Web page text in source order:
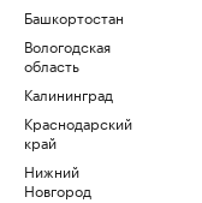
Башкортостан
Вологодская
область
Калининград
Краснодарский
край
Нижний
Новгород